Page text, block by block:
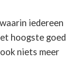
iedereen
hoogste goed
niets meer